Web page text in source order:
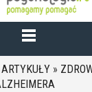
ARTYKUŁY »